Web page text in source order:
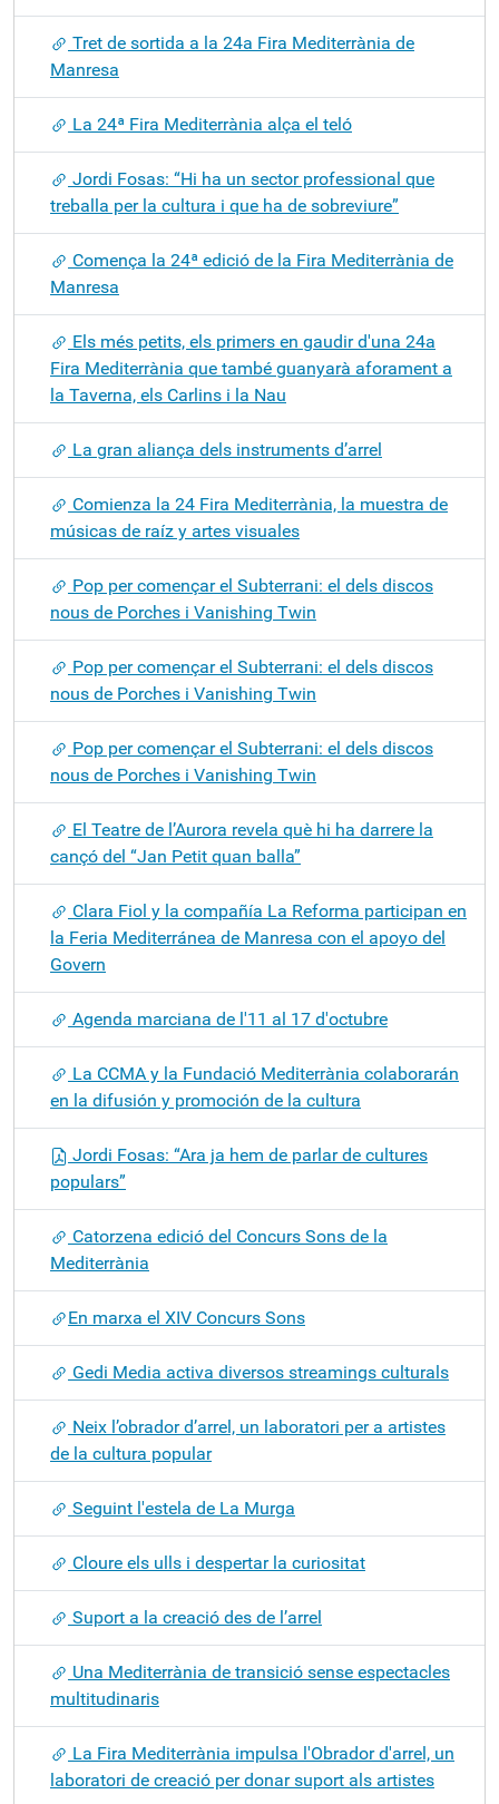
Tret de sortida a la 24a Fira Mediterrània de
Manresa
La 24ª Fira Mediterrània alça el teló
Jordi Fosas: “Hi ha un sector professional que
treballa per la cultura i que ha de sobreviure”
Comença la 24ª edició de la Fira Mediterrània de
Manresa
Els més petits, els primers en gaudir d'una 24a
Fira Mediterrània que també guanyarà aforament a
la Taverna, els Carlins i la Nau
La gran aliança dels instruments d’arrel
Comienza la 24 Fira Mediterrània, la muestra de
músicas de raíz y artes visuales
Pop per començar el Subterrani: el dels discos
nous de Porches i Vanishing Twin
Pop per començar el Subterrani: el dels discos
nous de Porches i Vanishing Twin
Pop per començar el Subterrani: el dels discos
nous de Porches i Vanishing Twin
El Teatre de l’Aurora revela què hi ha darrere la
cançó del “Jan Petit quan balla”
Clara Fiol y la compañía La Reforma participan en
la Feria Mediterránea de Manresa con el apoyo del
Govern
Agenda marciana de l'11 al 17 d'octubre
La CCMA y la Fundació Mediterrània colaborarán
en la difusión y promoción de la cultura
Jordi Fosas: “Ara ja hem de parlar de cultures
populars”
Catorzena edició del Concurs Sons de la
Mediterrània
​En marxa el XIV Concurs Sons
Gedi Media activa diversos streamings culturals
Neix l’obrador d’arrel, un laboratori per a artistes
de la cultura popular
Seguint l'estela de La Murga
Cloure els ulls i despertar la curiositat
Suport a la creació des de l’arrel
Una Mediterrània de transició sense espectacles
multitudinaris
La Fira Mediterrània impulsa l'Obrador d'arrel, un
laboratori de creació per donar suport als artistes